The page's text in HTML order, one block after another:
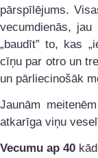
pārspīlējums.
vecumdienās,
„baudīt” to, kas
cīņu par otro un
un pārliecinošāk
Jaunām
atkarīga viņu
Vecumu ap 40